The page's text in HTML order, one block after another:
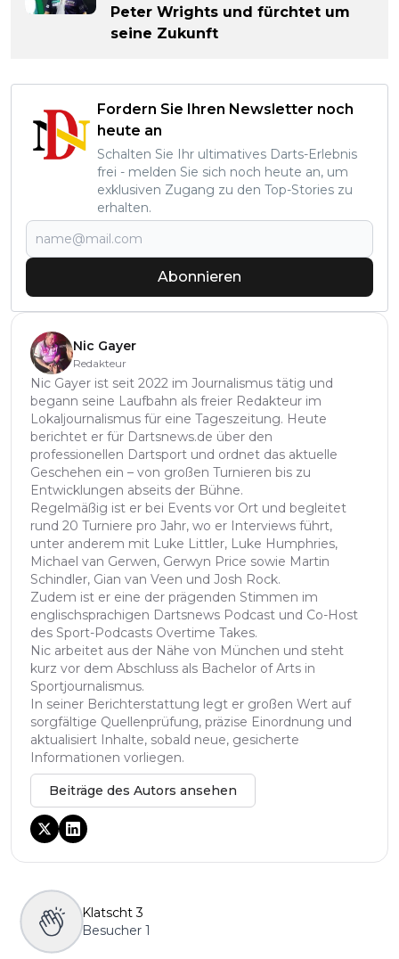
Peter Wrights und fürchtet um
seine Zukunft
Fordern Sie Ihren Newsletter noch
heute an
Schalten Sie Ihr ultimatives Darts-Erlebnis
frei - melden Sie sich noch heute an, um
exklusiven Zugang zu den Top-Stories zu
erhalten.
Abonnieren
Nic Gayer
Redakteur
Nic Gayer ist seit 2022 im Journalismus tätig und
begann seine Laufbahn als freier Redakteur im
Lokaljournalismus für eine Tageszeitung. Heute
berichtet er für Dartsnews.de über den
professionellen Dartsport und ordnet das aktuelle
Geschehen ein – von großen Turnieren bis zu
Entwicklungen abseits der Bühne.
Regelmäßig ist er bei Events vor Ort und begleitet
rund 20 Turniere pro Jahr, wo er Interviews führt,
unter anderem mit Luke Littler, Luke Humphries,
Michael van Gerwen, Gerwyn Price sowie Martin
Schindler, Gian van Veen und Josh Rock.
Zudem ist er eine der prägenden Stimmen im
englischsprachigen Dartsnews Podcast und Co-Host
des Sport-Podcasts Overtime Takes.
Nic arbeitet aus der Nähe von München und steht
kurz vor dem Abschluss als Bachelor of Arts in
Sportjournalismus.
In seiner Berichterstattung legt er großen Wert auf
sorgfältige Quellenprüfung, präzise Einordnung und
aktualisiert Inhalte, sobald neue, gesicherte
Informationen vorliegen.
Beiträge des Autors ansehen
Klatscht 3
Besucher 1